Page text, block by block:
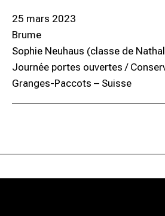
25 mars 2023
Brume
Sophie Neuhaus (classe de
Journée portes ouvertes /
Granges-Paccots – Suisse